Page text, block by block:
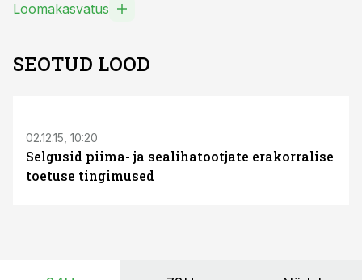
Loomakasvatus
SEOTUD LOOD
02.12.15, 10:20
Selgusid piima- ja sealihatootjate erakorralise
toetuse tingimused